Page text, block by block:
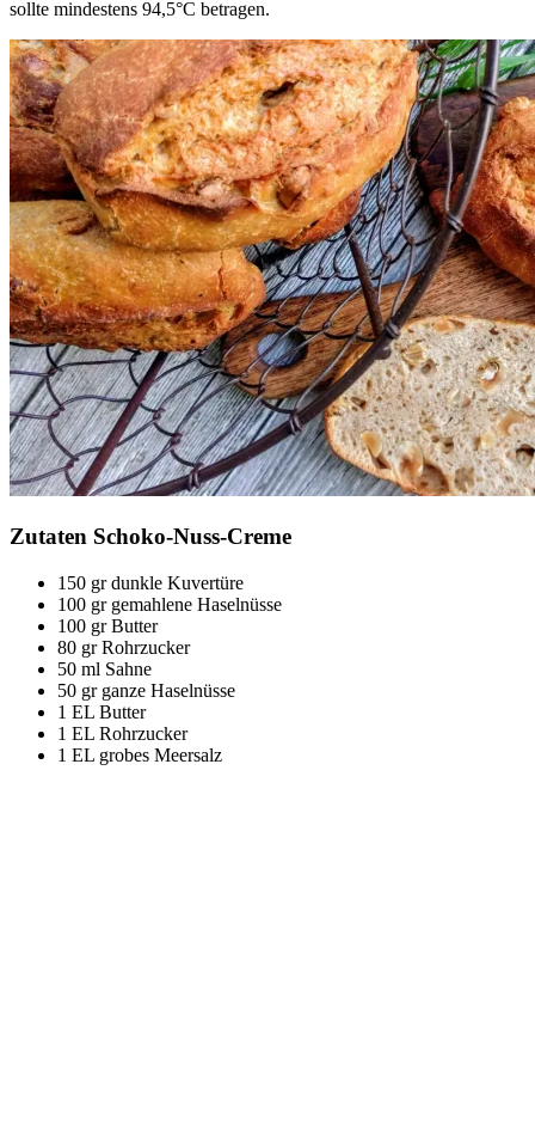
sollte mindestens 94,5°C betragen.
Zutaten Schoko-Nuss-Creme
150 gr dunkle Kuvertüre
100 gr gemahlene Haselnüsse
100 gr Butter
80 gr Rohrzucker
50 ml Sahne
50 gr ganze Haselnüsse
1 EL Butter
1 EL Rohrzucker
1 EL grobes Meersalz